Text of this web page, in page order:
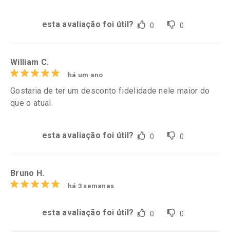
esta avaliação foi útil? 0 0
William C.
há um ano
Gostaria de ter um desconto fidelidade nele maior do
que o atual.
esta avaliação foi útil? 0 0
Bruno H.
há 3 semanas
esta avaliação foi útil? 0 0